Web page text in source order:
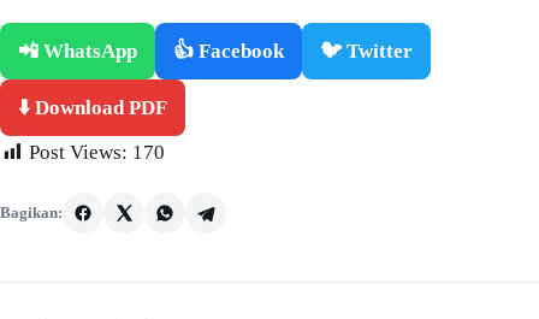
📲 WhatsApp 👍 Facebook 🐦 Twitter
⬇️ Download PDF
Post Views: 170
Bagikan: